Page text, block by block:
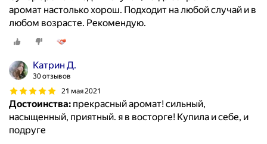
аромат настолько хорош. Подходит на любой случай и в
любом возрасте. Рекомендую.
Катрин Д.
30 отзывов
21 мая 2021
Достоинства: прекрасный аромат! сильный,
насыщенный, приятный. я в восторге! Купила и себе, и
подруге